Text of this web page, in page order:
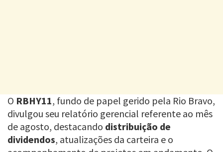
O RBHY11, fundo de papel gerido pela Rio Bravo,
divulgou seu relatório gerencial referente ao mês
de agosto, destacando distribuição de
dividendos, atualizações da carteira e o